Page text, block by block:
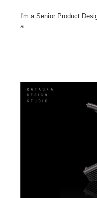
I'm a Senior Product
a...